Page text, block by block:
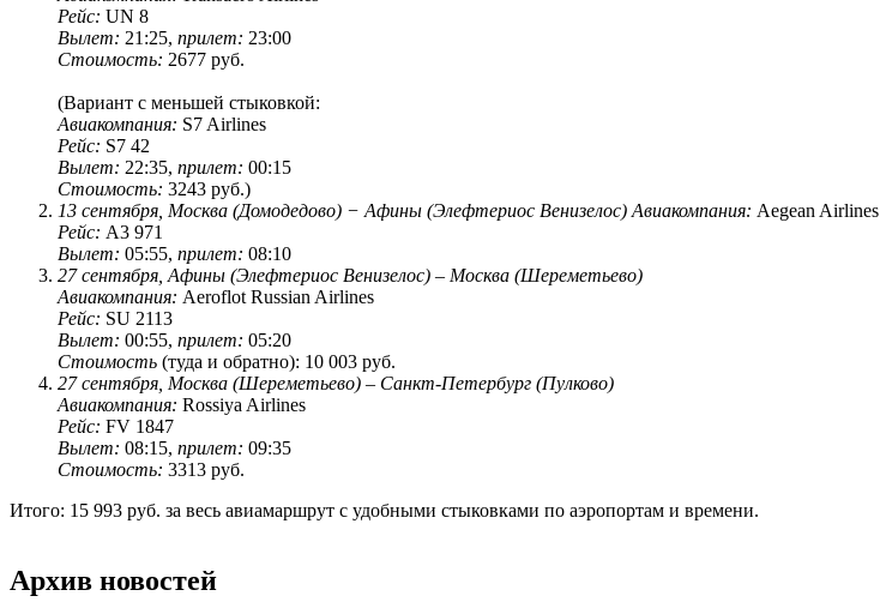
Рейс: UN 8
Вылет: 21:25, прилет: 23:00
Стоимость: 2677 руб.
(Вариант с меньшей стыковкой:
Авиакомпания: S7 Airlines
Рейс: S7 42
Вылет: 22:35, прилет: 00:15
Стоимость: 3243 руб.)
13 сентября, Москва (Домодедово) − Афины (Элефтериос Венизелос) Авиакомпания: Aegean Airlines
Рейс: A3 971
Вылет: 05:55, прилет: 08:10
27 сентября, Афины (Элефтериос Венизелос) – Москва (Шереметьево)
Авиакомпания: Aeroflot Russian Airlines
Рейс: SU 2113
Вылет: 00:55, прилет: 05:20
Стоимость (туда и обратно): 10 003 руб.
27 сентября, Москва (Шереметьево) – Санкт-Петербург (Пулково)
Авиакомпания: Rossiya Airlines
Рейс: FV 1847
Вылет: 08:15, прилет: 09:35
Стоимость: 3313 руб.
Итого: 15 993 руб. за весь авиамаршрут с удобными стыковками по аэропортам и времени.
Архив новостей